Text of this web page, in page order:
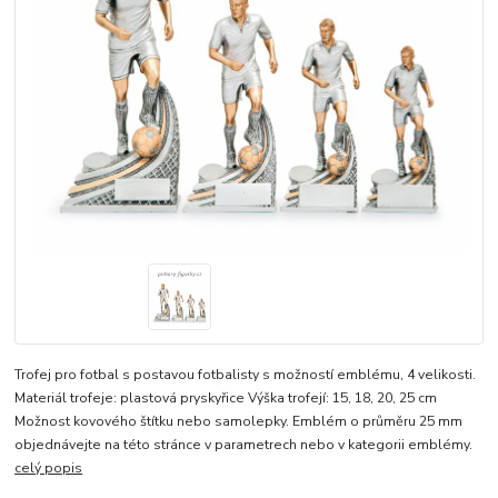
Trofej pro fotbal s postavou fotbalisty s možností emblému, 4 velikosti.
Materiál trofeje: plastová pryskyřice Výška trofejí: 15, 18, 20, 25 cm
Možnost kovového štítku nebo samolepky. Emblém o průměru 25 mm
objednávejte na této stránce v parametrech nebo v kategorii emblémy.
celý popis